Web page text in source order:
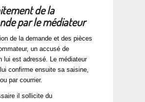
de la
par le médiateur
de la demande et des pièces
un accusé de
lui est adressé. Le médiateur
confirme ensuite sa saisine,
par courrier.
il sollicite du